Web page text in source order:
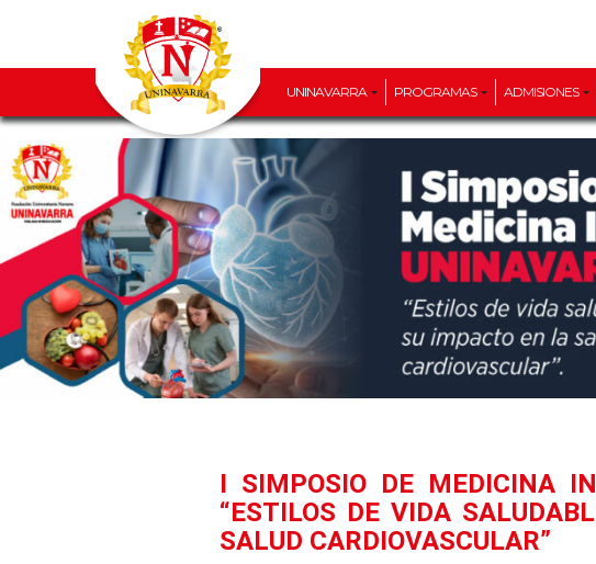
UNINAVARRA PROGRAMAS ADMISIONES
I SIMPOSIO DE MEDICINA INTERNA UNINAVARRA —
“ESTILOS DE VIDA
SALUD CARDIOVASCULAR”